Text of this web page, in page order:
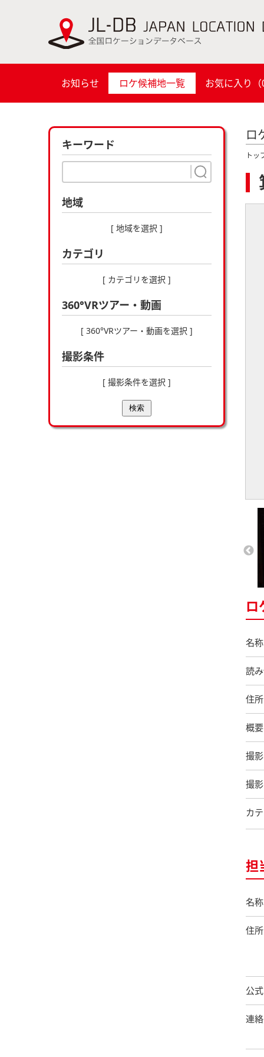
お知らせ ロケ候補地一覧 お気に入り（
キーワード
地域
[ 地域を選択 ]
カテゴリ
[ カテゴリを選択 ]
360°VRツアー・動画
[ 360°VRツアー・動画を選択 ]
撮影条件
[ 撮影条件を選択 ]
検索
ロ
トッ
ロ
名称
読
住所
概要
撮
撮
カ
担
名称
住所
公
連